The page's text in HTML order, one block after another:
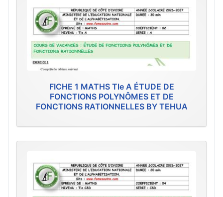
FICHE 1 MATHS Tle A ÉTUDE DE
FONCTIONS POLYNÔMES ET DE
FONCTIONS RATIONNELLES BY TEHUA